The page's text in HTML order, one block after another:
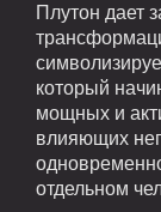
Плутон дает
который
мощных и
влияющих
отдельном